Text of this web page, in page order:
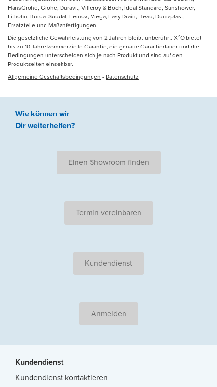
HansGrohe, Grohe, Duravit, Villeroy & Boch, Ideal Standard, Sunshower,
Lithofin, Burda, Soudal, Fernox, Viega, Easy Drain, Heau, Dumaplast,
Ersatzteile und Maßanfertigungen.
Die gesetzliche Gewährleistung von 2 Jahren bleibt unberührt. X²O bietet
bis zu 10 Jahre kommerzielle Garantie, die genaue Garantiedauer und die
Bedingungen unterscheiden sich je nach Produkt und sind auf den
Produktseiten einsehbar.
Allgemeine Geschäftsbedingungen - Datenschutz
Wie können wir
Dir weiterhelfen?
Einen Showroom finden
Termin vereinbaren
Kundendienst
Anmelden
Kundendienst
Kundendienst kontaktieren